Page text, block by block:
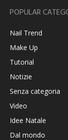
POPULAR
Nail Trend
Make Up
Tutorial
Notizie
Senza categoria
Video
Idee Natale
Dal mondo